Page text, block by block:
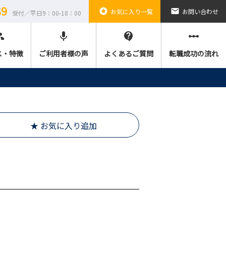
受付／平日9：00-18：00 stars お気に入り一覧 email お問い合わせ
特徴
mic
ご利用者様の声
contact_support
よくあるご質問
linear_scale
転職成功の流れ
★ お気に入り追加